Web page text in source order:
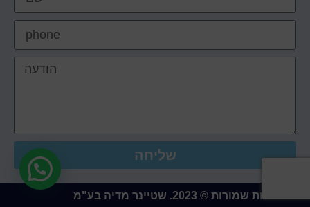
שליחה
כל הזכויות שמורות © 2023. שטיינר מדיה בע"מ